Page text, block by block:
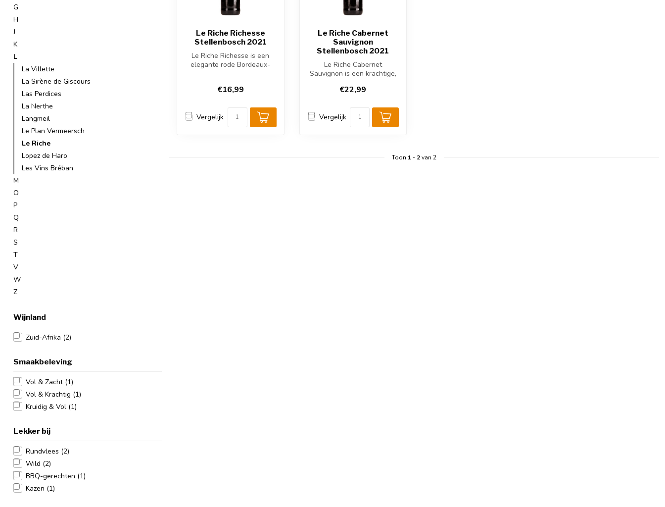
G
H
J
K
L
La Villette
La Sirène de Giscours
Las Perdices
La Nerthe
Langmeil
Le Plan Vermeersch
Le Riche
Lopez de Haro
Les Vins Bréban
M
O
P
Q
R
S
T
V
W
Z
Wijnland
Zuid-Afrika (2)
Smaakbeleving
Vol & Zacht (1)
Vol & Krachtig (1)
Kruidig & Vol (1)
Lekker bij
Rundvlees (2)
Wild (2)
BBQ-gerechten (1)
Kazen (1)
Le Riche Richesse
Stellenbosch 2021
Le Riche Richesse is een
elegante rode Bordeaux-
€16,99
Vergelijk
Le Riche Cabernet
Sauvignon
Stellenbosch 2021
Le Riche Cabernet
Sauvignon is een krachtige,
Stellenbosc...
€22,99
Vergelijk
Toon 1- 2van 2